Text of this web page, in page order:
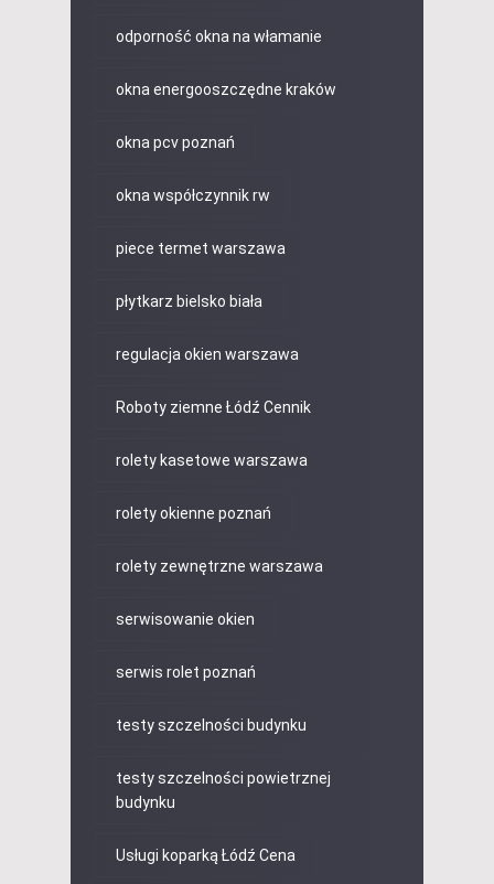
odporność okna na włamanie
okna energooszczędne kraków
okna pcv poznań
okna współczynnik rw
piece termet warszawa
płytkarz bielsko biała
regulacja okien warszawa
Roboty ziemne Łódź Cennik
rolety kasetowe warszawa
rolety okienne poznań
rolety zewnętrzne warszawa
serwisowanie okien
serwis rolet poznań
testy szczelności budynku
testy szczelności powietrznej
budynku
Usługi koparką Łódź Cena